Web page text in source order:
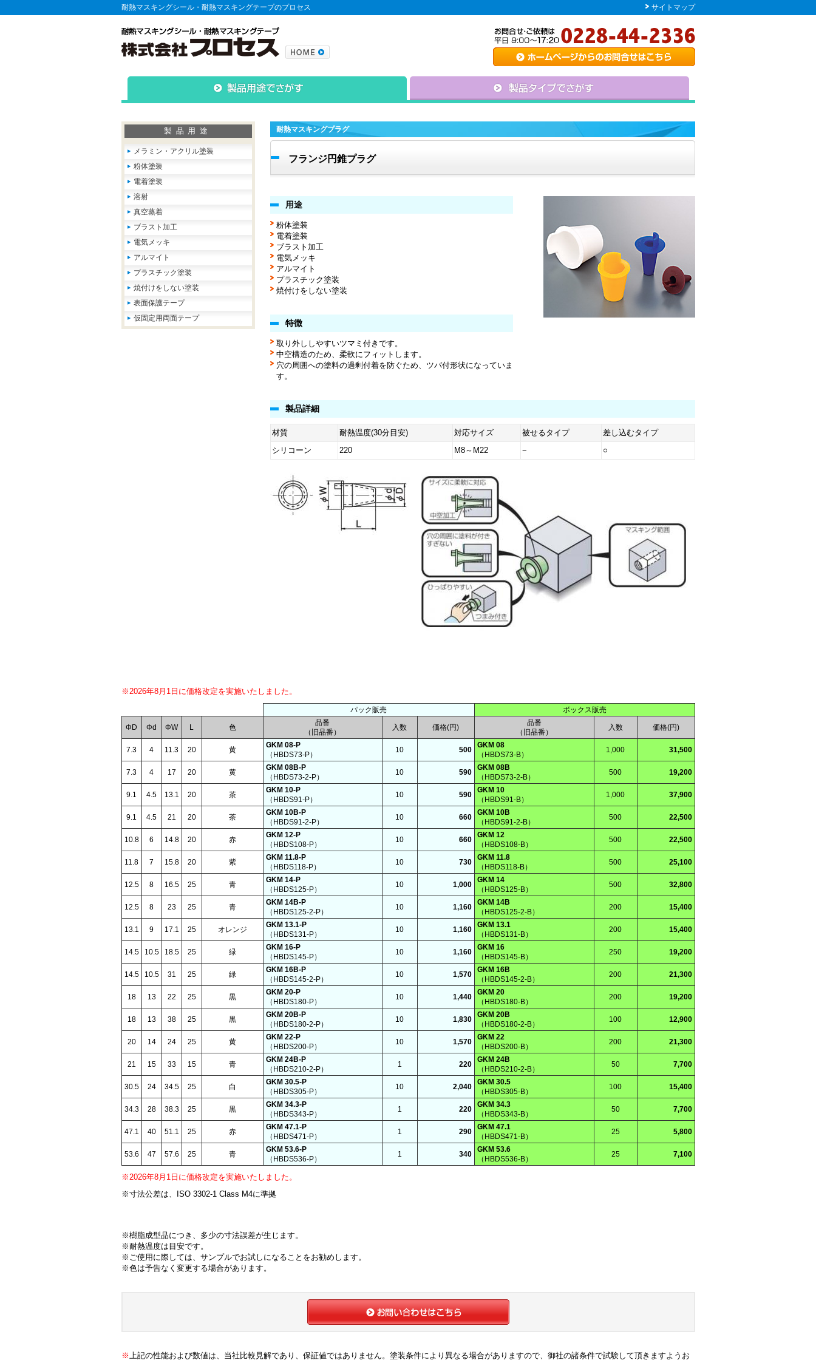
耐熱マスキングシール・耐熱マスキングテープのプロセス サイトマップ
製品用途
メラミン・アクリル塗装
粉体塗装
電着塗装
溶射
真空蒸着
ブラスト加工
電気メッキ
アルマイト
プラスチック塗装
焼付けをしない塗装
表面保護テープ
仮固定用両面テープ
耐熱マスキングプラグ
フランジ円錐プラグ
用途
粉体塗装
電着塗装
ブラスト加工
電気メッキ
アルマイト
プラスチック塗装
焼付けをしない塗装
特徴
取り外ししやすいツマミ付きです。
中空構造のため、柔軟にフィットします。
穴の周囲への塗料の過剰付着を防ぐため、ツバ付形状になっていま
す。
製品詳細
材質 耐熱温度(30分目安) 対応サイズ 被せるタイプ
差し込むタイプ
シリコーン
220 M8～M22 − ○
※2026年8月1日に価格改定を実施いたしました。
パック販売 ボックス販売
ΦD Φd ΦW L 色
品番
（旧品番）
入数 価格(円)
品番
（旧品番）
入数 価格(円)
7.3 4 11.3 20 黄
GKM 08-P
（HBDS73-P）
10 500
GKM 08
（HBDS73-B）
1,000 31,500
7.3 4 17 20 黄
GKM 08B-P
（HBDS73-2-P）
10 590
GKM 08B
（HBDS73-2-B）
500 19,200
9.1 4.5 13.1 20 茶
GKM 10-P
（HBDS91-P）
10 590
GKM 10
（HBDS91-B）
1,000 37,900
9.1 4.5 21 20 茶
GKM 10B-P
（HBDS91-2-P）
10 660
GKM 10B
（HBDS91-2-B）
500 22,500
10.8 6 14.8 20 赤
GKM 12-P
（HBDS108-P）
10 660
GKM 12
（HBDS108-B）
500 22,500
11.8 7 15.8 20 紫
GKM 11.8-P
（HBDS118-P）
10 730
GKM 11.8
（HBDS118-B）
500 25,100
12.5 8 16.5 25 青
GKM 14-P
（HBDS125-P）
10 1,000
GKM 14
（HBDS125-B）
500 32,800
12.5 8 23 25 青
GKM 14B-P
（HBDS125-2-P）
10 1,160
GKM 14B
（HBDS125-2-B）
200 15,400
13.1 9 17.1 25 オレンジ
GKM 13.1-P
（HBDS131-P）
10 1,160
GKM 13.1
（HBDS131-B）
200 15,400
14.5 10.5 18.5 25 緑
GKM 16-P
（HBDS145-P）
10 1,160
GKM 16
（HBDS145-B）
250 19,200
14.5 10.5 31 25 緑
GKM 16B-P
（HBDS145-2-P）
10 1,570
GKM 16B
（HBDS145-2-B）
200 21,300
18 13 22 25 黒
GKM 20-P
（HBDS180-P）
10 1,440
GKM 20
（HBDS180-B）
200 19,200
18 13 38 25 黒
GKM 20B-P
（HBDS180-2-P）
10 1,830
GKM 20B
（HBDS180-2-B）
100 12,900
20 14 24 25 黄
GKM 22-P
（HBDS200-P）
10 1,570
GKM 22
（HBDS200-B）
200 21,300
21 15 33 15 青
GKM 24B-P
（HBDS210-2-P）
1 220
GKM 24B
（HBDS210-2-B）
50 7,700
30.5 24 34.5 25 白
GKM 30.5-P
（HBDS305-P）
10 2,040
GKM 30.5
（HBDS305-B）
100 15,400
34.3 28 38.3 25 黒
GKM 34.3-P
（HBDS343-P）
1 220
GKM 34.3
（HBDS343-B）
50 7,700
47.1 40 51.1 25 赤
GKM 47.1-P
（HBDS471-P）
1 290
GKM 47.1
（HBDS471-B）
25 5,800
53.6 47 57.6 25 青
GKM 53.6-P
（HBDS536-P）
1 340
GKM 53.6
（HBDS536-B）
25 7,100
※2026年8月1日に価格改定を実施いたしました。
※寸法公差は、ISO 3302-1 Class M4に準拠
※樹脂成型品につき、多少の寸法誤差が生じます。
※耐熱温度は目安です。
※ご使用に際しては、サンプルでお試しになることをお勧めします。
※色は予告なく変更する場合があります。
※上記の性能および数値は、当社比較見解であり、保証値ではありません。塗装条件により異なる場合がありますので、御社の諸条件で試験して頂きますようお